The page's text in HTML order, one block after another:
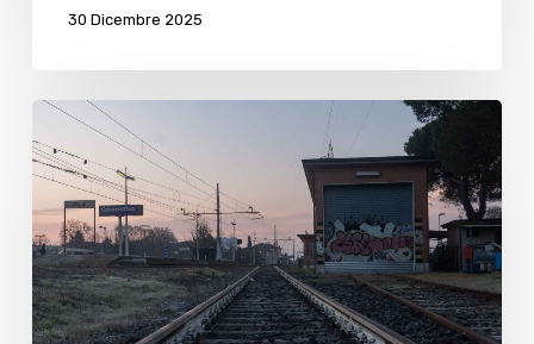
30 Dicembre 2025
Prof
81enne
di
Cesenatico
salvata
da
arresto
cardiaco